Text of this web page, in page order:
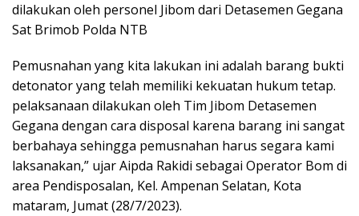
dilakukan oleh personel Jibom dari Detasemen Gegana
Sat Brimob Polda NTB
Pemusnahan yang kita lakukan ini adalah barang bukti
detonator yang telah memiliki kekuatan hukum tetap.
pelaksanaan dilakukan oleh Tim Jibom Detasemen
Gegana dengan cara disposal karena barang ini sangat
berbahaya sehingga pemusnahan harus segara kami
laksanakan,” ujar Aipda Rakidi sebagai Operator Bom di
area Pendisposalan, Kel. Ampenan Selatan, Kota
mataram, Jumat (28/7/2023).